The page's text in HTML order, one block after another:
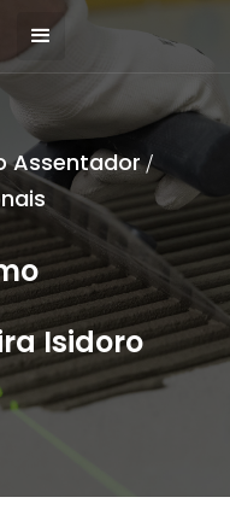
Assentador/
Isidoro